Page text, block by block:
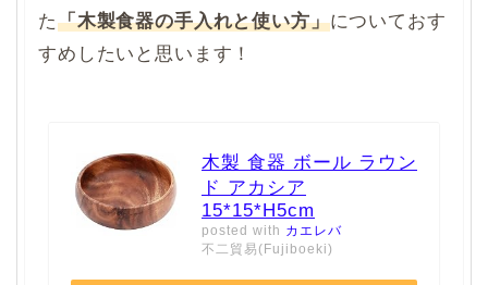
た「木製食器の手入れと使い方」についておす
すめしたいと思います！
木製 食器 ボール ラウン
ド アカシア
15*15*H5cm
posted with カエレバ
不二貿易(Fujiboeki)